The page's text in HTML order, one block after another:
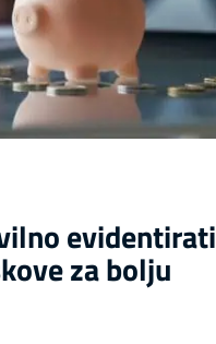
evidentirati
za bolju